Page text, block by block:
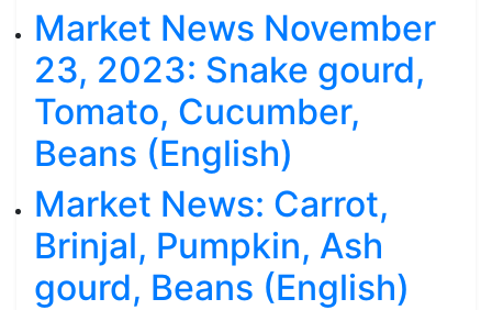
Market News November
23, 2023: Snake gourd,
Tomato, Cucumber,
Beans (English)
Market News: Carrot,
Brinjal, Pumpkin, Ash
gourd, Beans (English)